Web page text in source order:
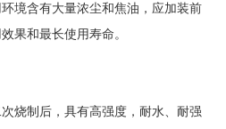
境含有大量浓尘和焦油，应加装前
果和最长使用寿命。
烧制后，具有高强度，耐水、耐强